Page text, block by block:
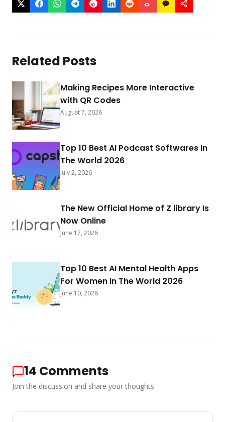
Related Posts
Making Recipes More Interactive
with QR Codes
August 7, 2026
Top 10 Best AI Podcast Softwares In
The World 2026
July 2, 2026
The New Official Home of Z library Is
Now Online
June 17, 2026
Top 10 Best AI Mental Health Apps
For Women In The World 2026
June 10, 2026
14 Comments
Join the discussion and share your thoughts